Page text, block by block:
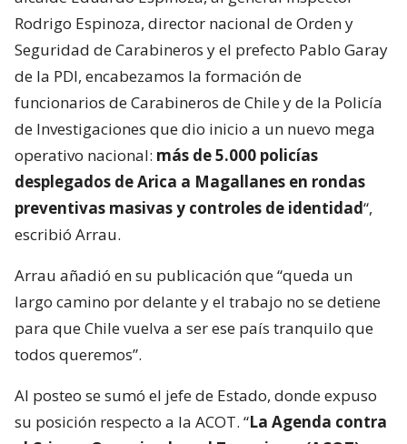
Rodrigo Espinoza, director nacional de Orden y
Seguridad de Carabineros y el prefecto Pablo Garay
de la PDI, encabezamos la formación de
funcionarios de Carabineros de Chile y de la Policía
de Investigaciones que dio inicio a un nuevo mega
operativo nacional: más de 5.000 policías
desplegados de Arica a Magallanes en rondas
preventivas masivas y controles de identidad“,
escribió Arrau.
Arrau añadió en su publicación que “queda un
largo camino por delante y el trabajo no se detiene
para que Chile vuelva a ser ese país tranquilo que
todos queremos”.
Al posteo se sumó el jefe de Estado, donde expuso
su posición respecto a la ACOT. “La Agenda contra